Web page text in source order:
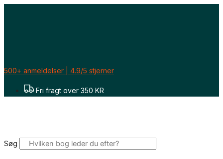
Gå
500+ anmeldelser | 4.9/5 stjerner
Fri fragt over 350 KR
Søg